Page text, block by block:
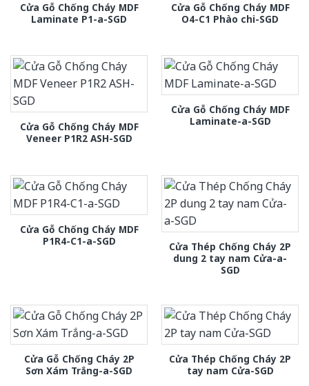
Cửa Gỗ Chống Cháy MDF
Laminate P1-a-SGD
Cửa Gỗ Chống Cháy MDF
O4-C1 Phào chi-SGD
Cửa Gỗ Chống Cháy MDF
Veneer P1R2 ASH-SGD
Cửa Gỗ Chống Cháy MDF
Laminate-a-SGD
Cửa Gỗ Chống Cháy MDF
P1R4-C1-a-SGD
Cửa Thép Chống Cháy 2P
dung 2 tay nam Cửa-a-
SGD
Cửa Gỗ Chống Cháy 2P
Sơn Xám Trắng-a-SGD
Cửa Thép Chống Cháy 2P
tay nam Cửa-SGD